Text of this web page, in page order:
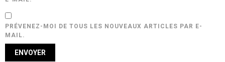
PRÉVENEZ-MOI DE TOUS LES NOUVEAUX ARTICLES PAR E-
MAIL.